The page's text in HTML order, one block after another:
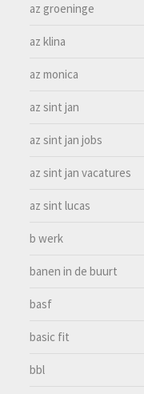
az groeninge
az klina
az monica
az sint jan
az sint jan jobs
az sint jan vacatures
az sint lucas
b werk
banen in de buurt
basf
basic fit
bbl